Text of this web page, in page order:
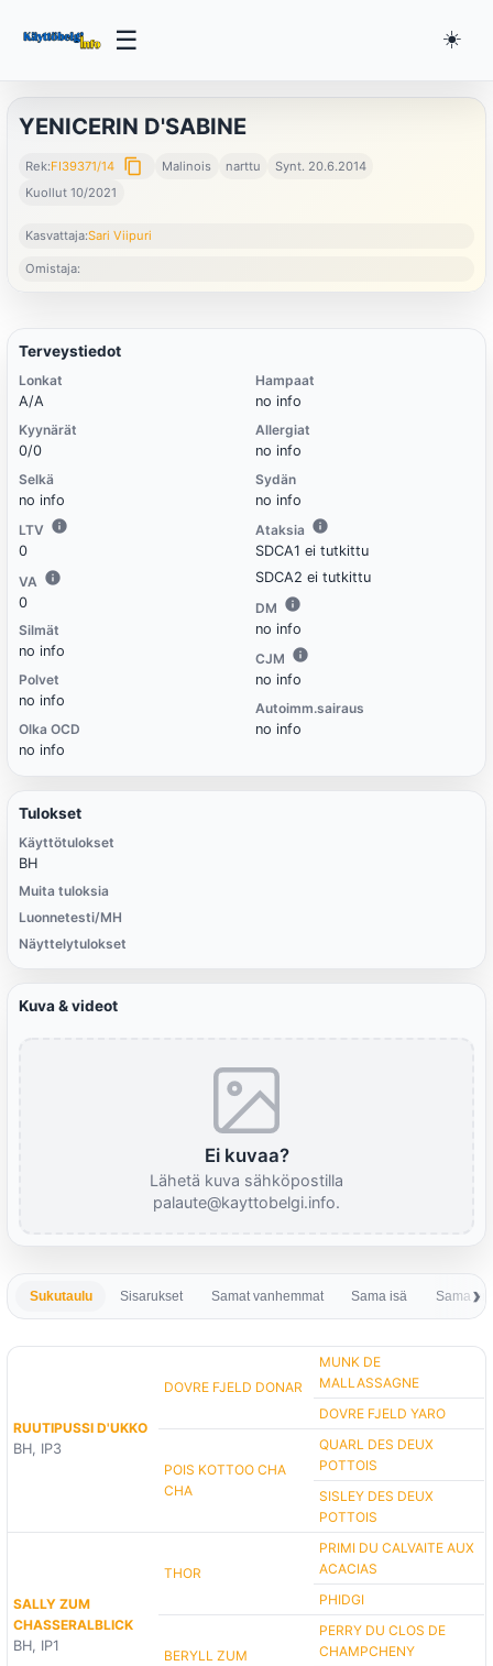
☰ ☀️
YENICERIN D'SABINE
Rek:FI39371/14 content_copy Malinois narttu
Synt. 20.6.2014
Kuollut 10/2021
Kasvattaja:Sari Viipuri
Omistaja:
Terveystiedot
Lonkat
A/A
Kyynärät
0/0
Selkä
no info
LTV
0
VA
0
Silmät
no info
Polvet
no info
Olka OCD
no info
Hampaat
no info
Allergiat
no info
Sydän
no info
Ataksia
SDCA1 ei tutkittu
SDCA2 ei tutkittu
DM
no info
CJM
no info
Autoimm.sairaus
no info
Tulokset
Käyttötulokset
BH
Muita tuloksia
Luonnetesti/MH
Näyttelytulokset
Kuva & videot
Ei kuvaa?
Lähetä kuva sähköpostilla
palaute@kayttobelgi.info.
Sukutaulu Sisarukset Samat vanhemmat Sama isä Sama
RUUTIPUSSI D'UKKO
BH, IP3
DOVRE FJELD DONAR
MUNK DE
MALLASSAGNE
DOVRE FJELD YARO
POIS KOTTOO CHA
CHA
QUARL DES DEUX
POTTOIS
SISLEY DES DEUX
POTTOIS
SALLY ZUM
CHASSERALBLICK
BH, IP1
THOR
PRIMI DU CALVAITE AUX
ACACIAS
PHIDGI
BERYLL ZUM
PERRY DU CLOS DE
CHAMPCHENY